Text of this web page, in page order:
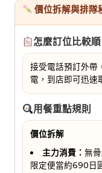
價位拆解與排隊
怎麼訂位比較順
接受電話預訂外帶
電，到店即可迅速
用餐重點規則
價位拆解
主力消費： 無
限定便當約690日